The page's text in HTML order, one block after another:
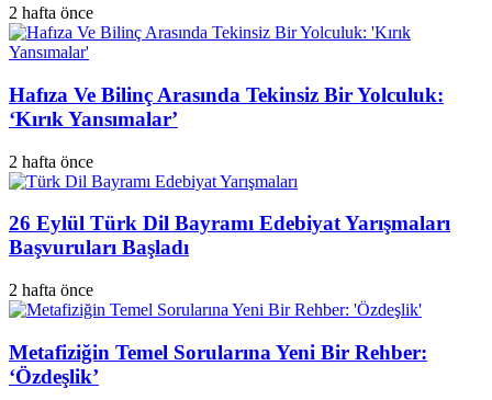
2 hafta önce
Hafıza Ve Bilinç Arasında Tekinsiz Bir Yolculuk:
‘Kırık Yansımalar’
2 hafta önce
26 Eylül Türk Dil Bayramı Edebiyat Yarışmaları
Başvuruları Başladı
2 hafta önce
Metafiziğin Temel Sorularına Yeni Bir Rehber:
‘Özdeşlik’